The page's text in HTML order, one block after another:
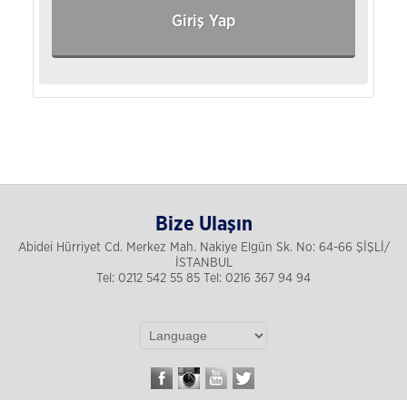
Giriş Yap
Bize Ulaşın
Abidei Hürriyet Cd. Merkez Mah. Nakiye Elgün Sk. No: 64-66 ŞİŞLİ/
İSTANBUL
Tel: 0212 542 55 85 Tel: 0216 367 94 94